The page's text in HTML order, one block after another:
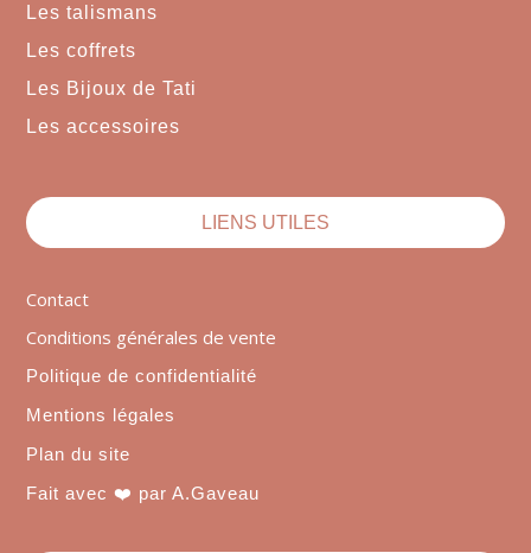
Les talismans
Les coffrets
Les Bijoux de Tati
Les accessoires
LIENS UTILES
Contact
Conditions générales de vente
Politique de confidentialité
Mentions légales
Plan du site
Fait avec ❤️ par A.Gaveau